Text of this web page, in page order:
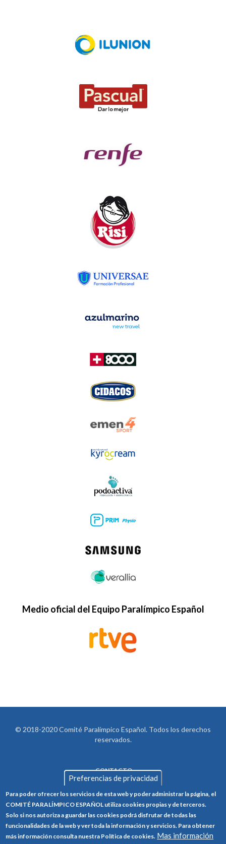
Medio oficial del Equipo Paralímpico Español
© 2018-2020 Comité Paralímpico Español. Todos los derechos
reservados.
FOOTER
CONTACTO
POLÍTICA DE PRIVACIDAD
POLÍTICA DE COOKIES
CANAL ÉTICO
Preferencias de privacidad
Para poder ofrecer los servicios de esta web y poder administrar la página, el
COMITÉ PARALÍMPICO ESPAÑOL utiliza cookies propias y de terceros.
Solo si nos autoriza a guardar las cookies podrá disfrutar de todas las
funcionalidades de la web y ver toda la información y servicios. Para obtener
más información consulta nuestra Política de cookies. Mas información